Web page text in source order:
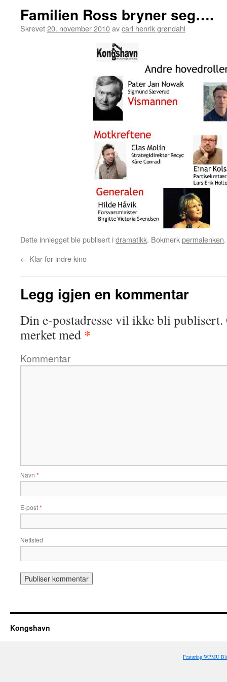
Familien Ross bryner seg….
Skrevet20. november 2010avcarl henrik grøndahl
Dette innlegget ble publisert idramatikk. Bokmerkpermalenken.
← Klar for indre kino
Legg igjen en kommentar
Din e-postadresse vil ikke bli publisert.
merket med *
Kommentar
Navn *
E-post*
Nettsted
Kongshavn
Featuring WPMU